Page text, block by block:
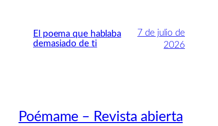
El poema que hablaba
demasiado de ti
7 de julio de
2026
Poémame – Revista abierta